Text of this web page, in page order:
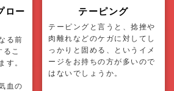
ロー
る前
こ
す。
血の
テーピング
テーピングと言うと、捻挫や
肉離れなどのケガに対してし
っかりと固める、というイメ
ージをお持ちの方が多いので
はないでしょうか。